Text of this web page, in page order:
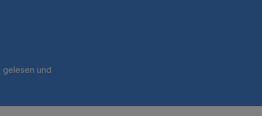
gelesen und